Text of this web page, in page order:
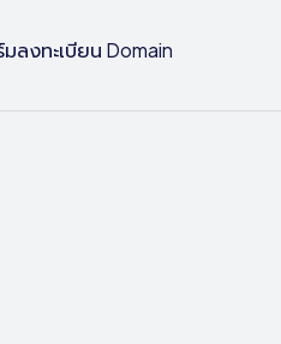
งทะเบียน Domain